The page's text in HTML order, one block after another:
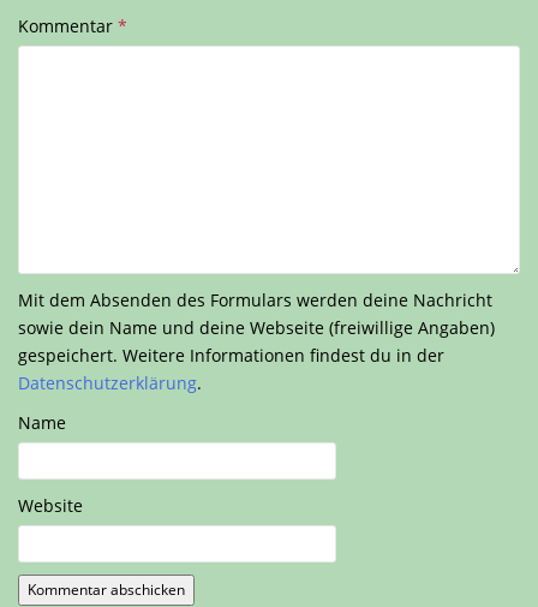
Kommentar *
Mit dem Absenden des Formulars werden deine Nachricht
sowie dein Name und deine Webseite (freiwillige Angaben)
gespeichert. Weitere Informationen findest du in der
Datenschutzerklärung.
Name
Website